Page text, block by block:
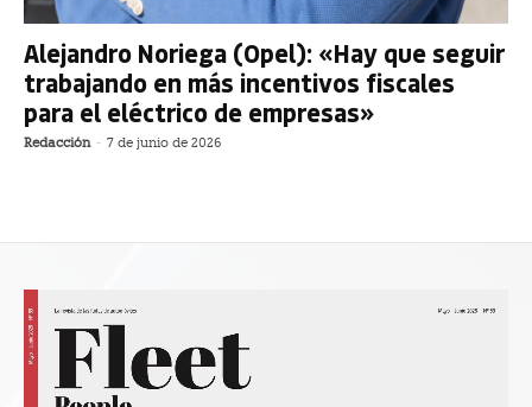
Alejandro Noriega (Opel): «Hay que seguir
trabajando en más incentivos fiscales
para el eléctrico de empresas»
Redacción - 7 de junio de 2026